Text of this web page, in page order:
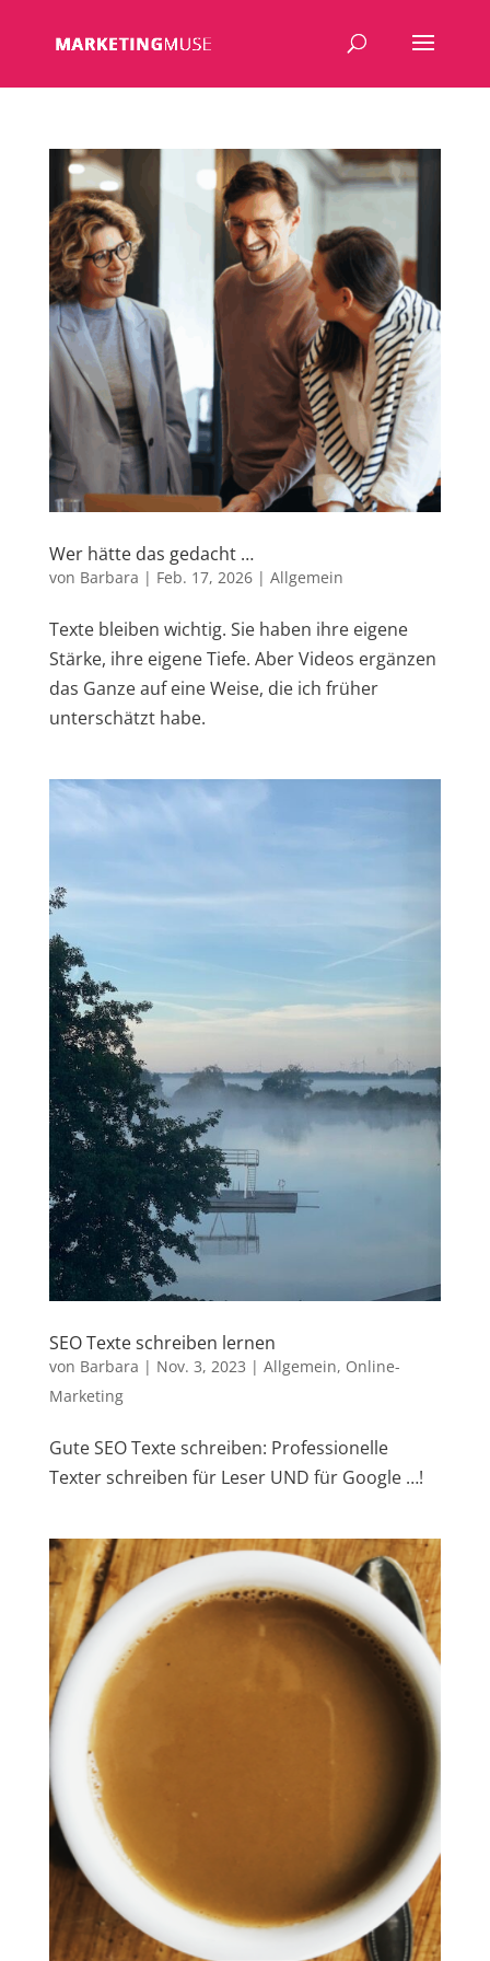
Wer hätte das gedacht …
von Barbara | Feb. 17, 2026| Allgemein
Texte bleiben wichtig. Sie haben ihre eigene
Stärke, ihre eigene Tiefe. Aber Videos ergänzen
das Ganze auf eine Weise, die ich früher
unterschätzt habe.
SEO Texte schreiben lernen
von Barbara | Nov. 3, 2023 | Allgemein, Online-
Marketing
Gute SEO Texte schreiben: Professionelle
Texter schreiben für Leser UND für Google …!